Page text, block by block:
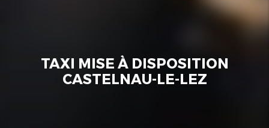
TAXI MISE À DISPOSITION
CASTELNAU-LE-LEZ